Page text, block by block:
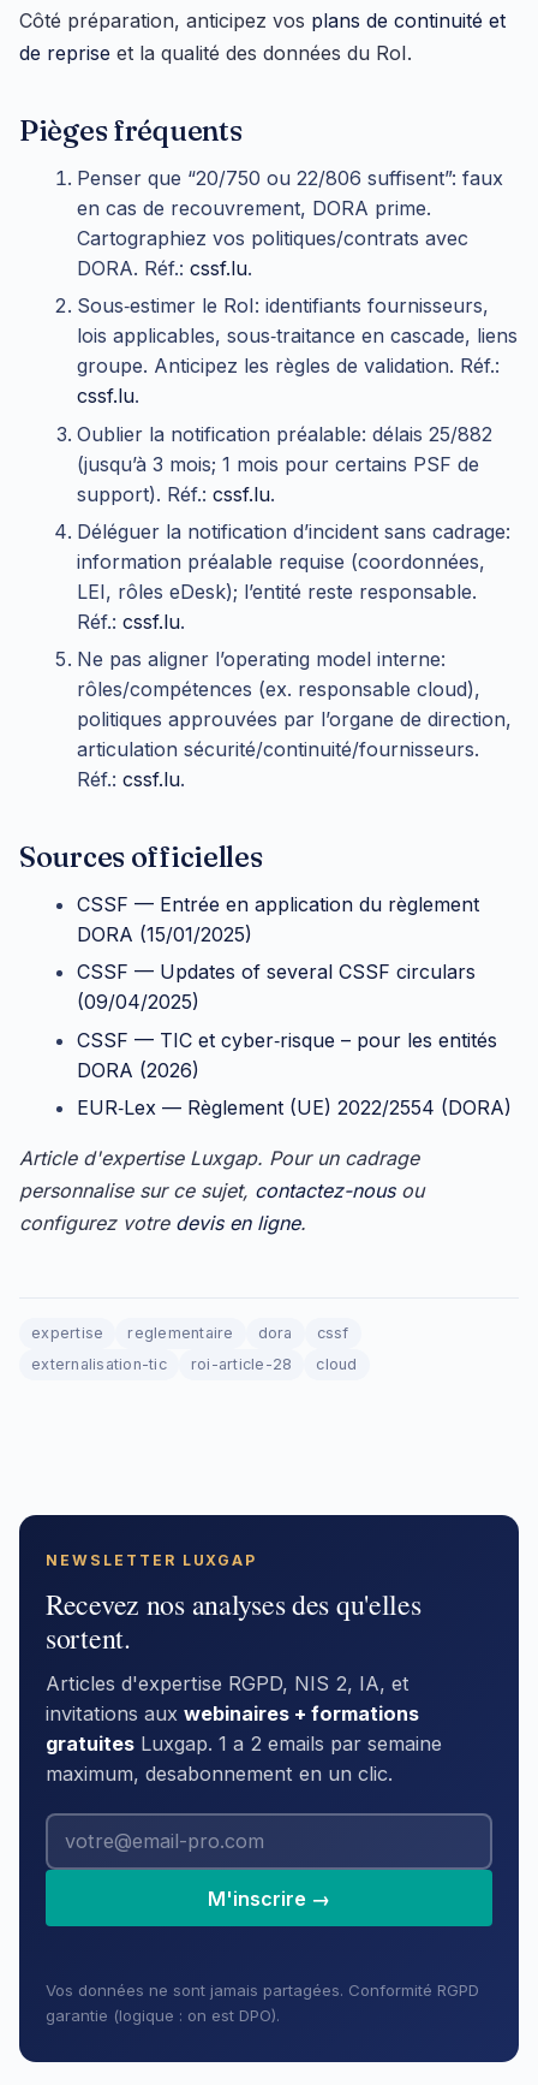
Côté préparation, anticipez vos plans de continuité et
de reprise et la qualité des données du RoI.
Pièges fréquents
Penser que “20/750 ou 22/806 suffisent”: faux
en cas de recouvrement, DORA prime.
Cartographiez vos politiques/contrats avec
DORA. Réf.: cssf.lu.
Sous‑estimer le RoI: identifiants fournisseurs,
lois applicables, sous‑traitance en cascade, liens
groupe. Anticipez les règles de validation. Réf.:
cssf.lu.
Oublier la notification préalable: délais 25/882
(jusqu’à 3 mois; 1 mois pour certains PSF de
support). Réf.: cssf.lu.
Déléguer la notification d’incident sans cadrage:
information préalable requise (coordonnées,
LEI, rôles eDesk); l’entité reste responsable.
Réf.: cssf.lu.
Ne pas aligner l’operating model interne:
rôles/compétences (ex. responsable cloud),
politiques approuvées par l’organe de direction,
articulation sécurité/continuité/fournisseurs.
Réf.: cssf.lu.
Sources officielles
CSSF — Entrée en application du règlement
DORA (15/01/2025)
CSSF — Updates of several CSSF circulars
(09/04/2025)
CSSF — TIC et cyber‑risque – pour les entités
DORA (2026)
EUR‑Lex — Règlement (UE) 2022/2554 (DORA)
Article d'expertise Luxgap. Pour un cadrage
personnalise sur ce sujet, contactez-nousou
configurez votre devis en ligne.
expertise reglementaire dora
cssf
externalisation-tic
roi-article-28 cloud
NEWSLETTER LUXGAP
Recevez nos analyses des qu'elles
sortent.
Articles d'expertise RGPD, NIS 2, IA, et
invitations aux webinaires + formations
gratuites Luxgap. 1 a 2 emails par semaine
maximum, desabonnement en un clic.
M'inscrire →
Vos données ne sont jamais partagées. Conformité RGPD
garantie (logique : on est DPO).